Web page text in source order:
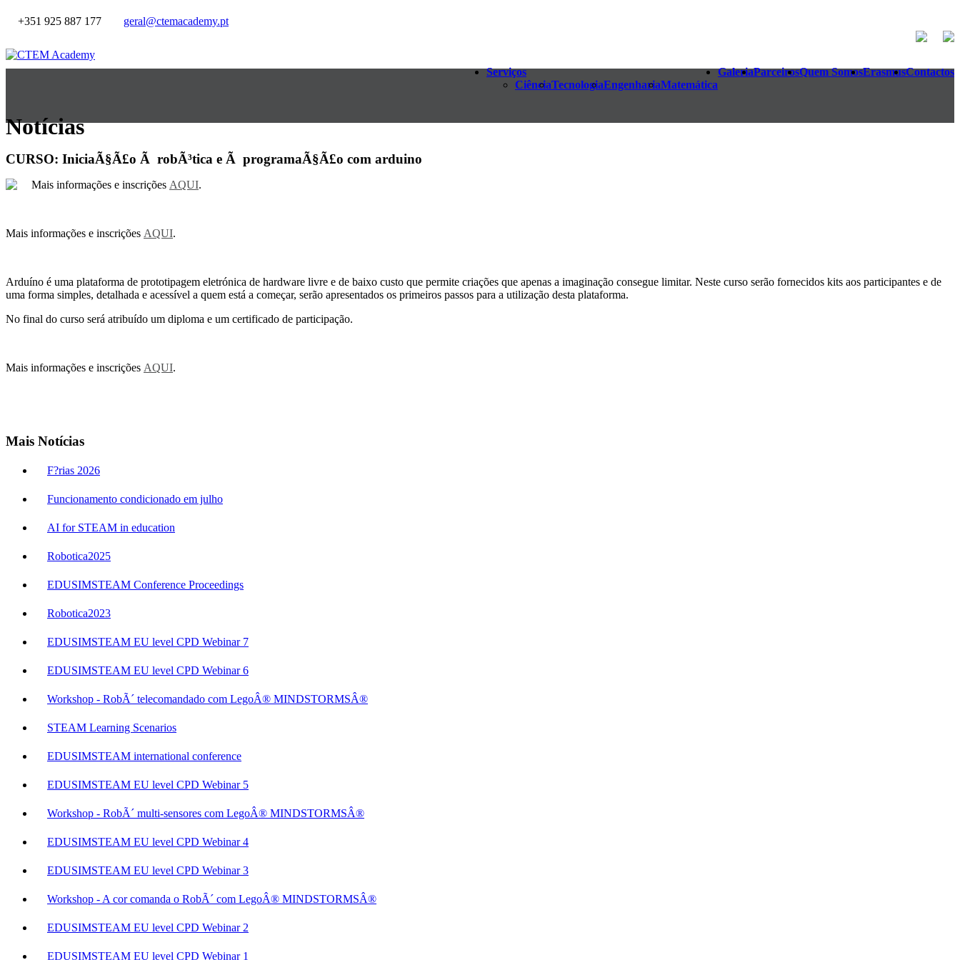
+351 925 887 177 geral@ctemacademy.pt
Serviços
CiênciaTecnologiaEngenhariaMatemática
GaleriaParceirosQuem SomosErasmusContactos
Notícias
CURSO: IniciaÃ§Ã£o Ã robÃ³tica e Ã programaÃ§Ã£o com arduino
Mais informações e inscrições AQUI.
Mais informações e inscrições AQUI.
Arduíno é uma plataforma de prototipagem eletrónica de hardware livre e de baixo custo que permite criações que apenas a imaginação consegue limitar. Neste curso serão fornecidos kits aos participantes e de
uma forma simples, detalhada e acessível a quem está a começar, serão apresentados os primeiros passos para a utilização desta plataforma.
No final do curso será atribuído um diploma e um certificado de participação.
Mais informações e inscrições AQUI.
Mais Notícias
F?rias 2026
Funcionamento condicionado em julho
AI for STEAM in education
Robotica2025
EDUSIMSTEAM Conference Proceedings
Robotica2023
EDUSIMSTEAM EU level CPD Webinar 7
EDUSIMSTEAM EU level CPD Webinar 6
Workshop - RobÃ´ telecomandado com LegoÂ® MINDSTORMSÂ®
STEAM Learning Scenarios
EDUSIMSTEAM international conference
EDUSIMSTEAM EU level CPD Webinar 5
Workshop - RobÃ´ multi-sensores com LegoÂ® MINDSTORMSÂ®
EDUSIMSTEAM EU level CPD Webinar 4
EDUSIMSTEAM EU level CPD Webinar 3
Workshop - A cor comanda o RobÃ´ com LegoÂ® MINDSTORMSÂ®
EDUSIMSTEAM EU level CPD Webinar 2
EDUSIMSTEAM EU level CPD Webinar 1